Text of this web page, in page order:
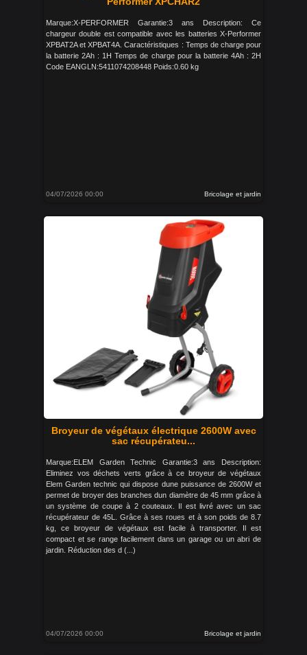
Marque:X-PERFORMER Garantie:3 ans Description: Ce
chargeur double est compatible avec les batteries X-Performer
XPBAT2A et XPBAT4A. Caractéristiques : Temps de charge pour
la batterie 2Ah : 1H Temps de charge pour la batterie 4Ah : 2H
Code EANGLN:5411074208448 Poids:0.60 kg
04/07/2026 00:00 Bricolage et jardin
Broyeur de végétaux électrique 2600W avec
sac récupérateu...
Marque:ELEM Garden Technic Garantie:3 ans Description:
Eliminez vos déchets verts grâce à ce broyeur de végétaux
Elem Garden technic qui dispose dune puissance de 2600W et
permet de broyer des branches dun diamètre de 45 mm grâce à
un système de coupe à 2 couteaux. Il est livré avec un sac
récupérateur de 45L. Grâce à ses roues et à son poids de 8.7
kg, ce broyeur de végétaux est facile à transporter. Il est
compact et se range facilement dans un garage ou un abri de
jardin. Réduction des d (...)
04/07/2026 00:00 Bricolage et jardin